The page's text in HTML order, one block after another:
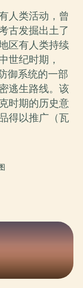
人类活动，曾
古发掘出土了
区有人类持续
世纪时期，
御系统的一部
逃生路线。该
时期的历史意
得以推广（瓦